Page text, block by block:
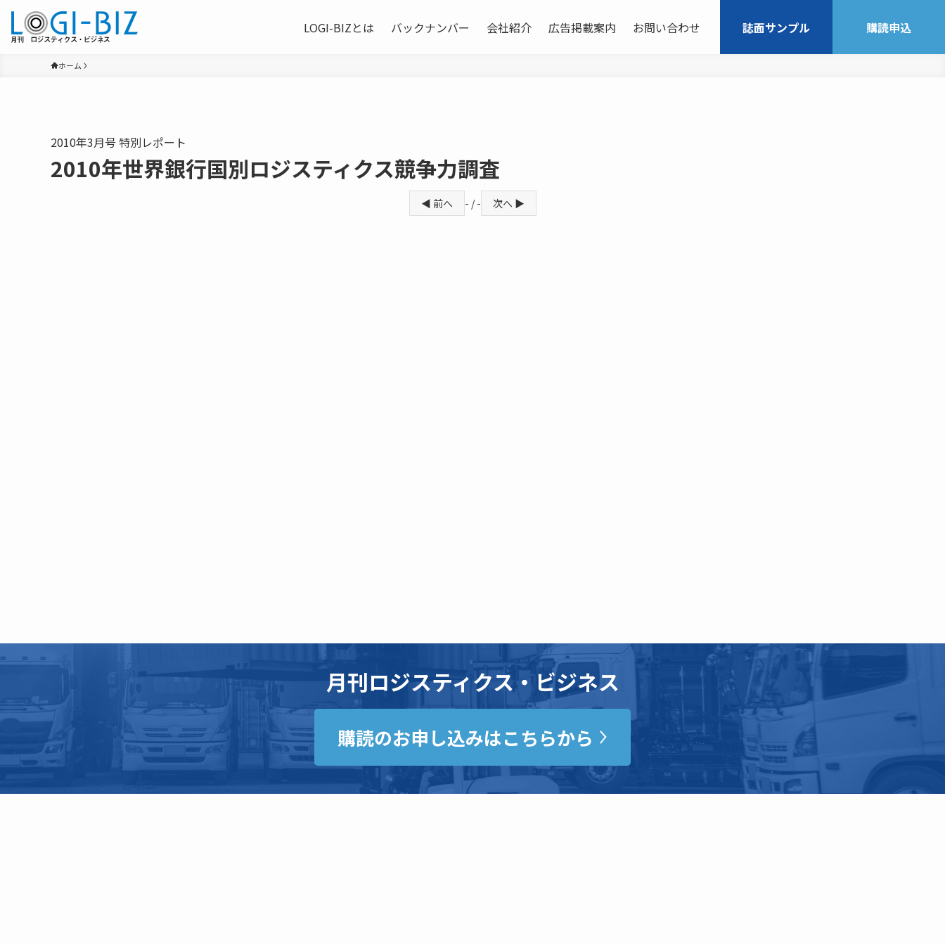
LOGI-BIZとは バックナンバー 会社紹介 広告掲載案内 お問い合わせ 誌面サンプル 購読申込
ホーム
2010年3月号 特別レポート
2010年世界銀行国別ロジスティクス競争力調査
◀ 前へ - / - 次へ ▶
月刊ロジスティクス・ビジネス
購読のお申し込みはこちらから